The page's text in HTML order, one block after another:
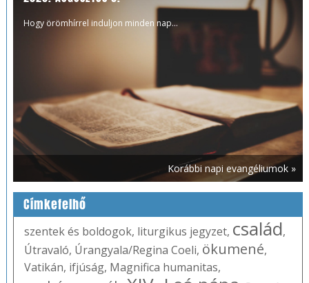
Hogy örömhírrel induljon minden nap...
Korábbi napi evangéliumok »
Címkefelhő
szentek és boldogok, liturgikus jegyzet, család,
Útravaló, Úrangyala/Regina Coeli, ökumené,
Vatikán, ifjúság, Magnifica humanitas,